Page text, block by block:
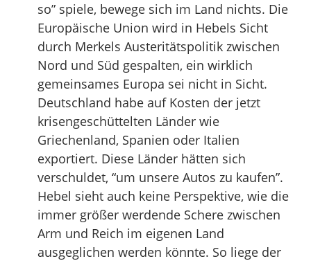
so” spiele, bewege sich im Land nichts. Die
Europäische Union wird in Hebels Sicht
durch Merkels Austeritätspolitik zwischen
Nord und Süd gespalten, ein wirklich
gemeinsames Europa sei nicht in Sicht.
Deutschland habe auf Kosten der jetzt
krisengeschüttelten Länder wie
Griechenland, Spanien oder Italien
exportiert. Diese Länder hätten sich
verschuldet, “um unsere Autos zu kaufen”.
Hebel sieht auch keine Perspektive, wie die
immer größer werdende Schere zwischen
Arm und Reich im eigenen Land
ausgeglichen werden könnte. So liege der